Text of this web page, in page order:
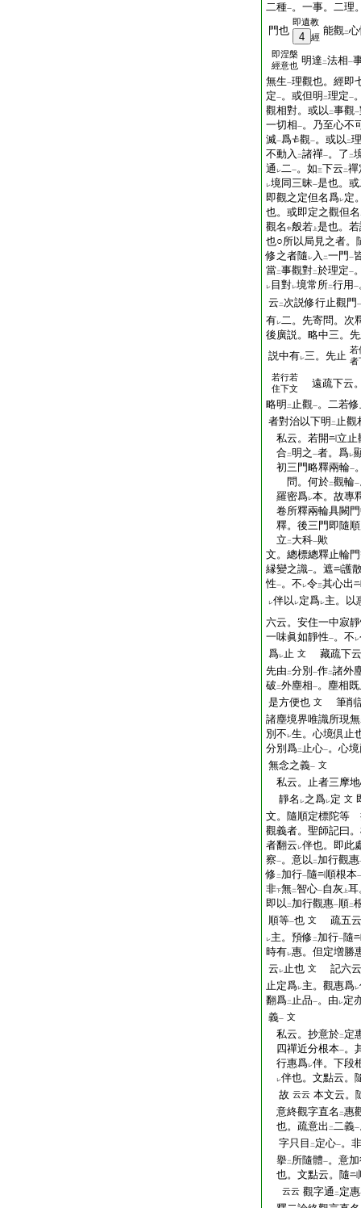
二種一。一事。二理
門也
即遺教
4 經
能觀二
即涅槃
經意也 明達 二法相一
無生一理觀也。經即
定一。或但明 二理定一
觀相對。或以 二事觀一
一切相一。乃至心不
滅一爲 觀一。或以 二
不動入 二諸禪一。了 二
通 レ二一。如三下云 二禪
レ境同三昧一是也。
即觀之定但名爲レ定
也。或即定之觀但
觀名 中般若 上是也。
也○所以局見之者。
修之者隨 レ 入 二一門 一
當二事觀對二於理定一
レ 目對レ境常所二行用 一
云 二次説修行止觀門 一
有レ二。先寄問。次
後廣説。略中三。
説中有レ三。先止 若
者
若行若
住下文
遠疏下云
略明 二止觀一。二若
者對治以下明 二止觀
私云。若開
立止
合二明之 一者。爲レ
初三門略釋兩輪一
問。何於二觀輪一
羅密爲レ本。故專
卷所釋兩輪具闕
釋。後三門即隨
立 二 大科一歟
文。總標總釋止輪
縁變之識一。遮
護
性一。不 レ令三其心出
レ伴以 レ定爲レ主。以
六云。安住一中寂
一味眞如靜性一。不 レ
爲レ止 文
藏疏下
先由 二分別 一作二諸外
破 二外塵相一。塵相
是方便也 文
筆削
諸塵境界唯識所現無
別不 レ生。心境倶止
分別爲二止心一。心
無念之義一 文
私云。止者三摩
靜名 レ之爲レ定 文
文。隨順定標陀等
觀義者。聖師記曰
者翻云 レ伴也。即此
察一。意以 二 加行觀惠
修 二 加行一隨 順根本一
非下無二智心一自灰 上耳
即以 二 加行觀惠一順二
順等一也 文 疏五
レ主。預修 二 加行一隨
時有レ惠。但定増勝
云 レ止也 文
記六
止定爲レ主。觀惠爲レ
翻爲二止品一。由 レ定
義一 文
私云。抄意於二 定
四禪近分根本一。
行惠爲レ伴。下段
レ伴也。文點云。
故 云云 本文云。
意終觀字直名 二惠
也。疏意出 二二義一
字只目
二 定心一。非
擧二 所隨體一。意
也。文點云。隨
云云 觀字通 二 定惠